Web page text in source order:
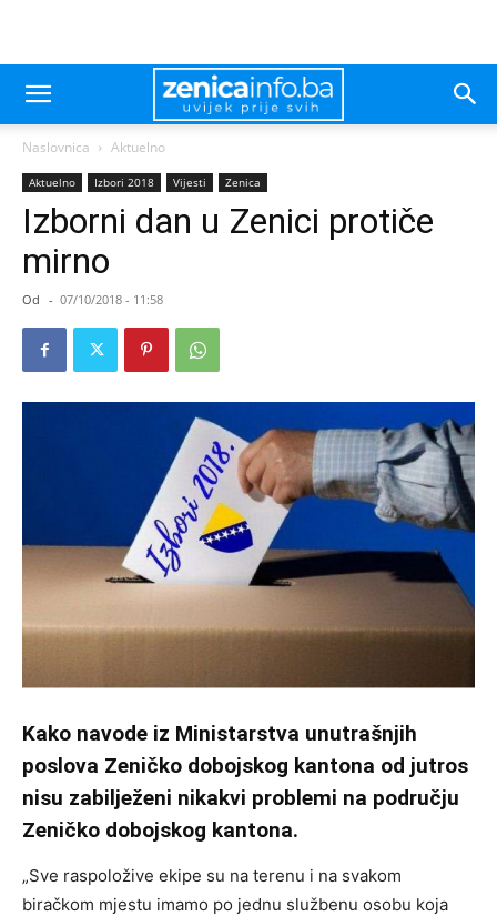
Naslovnica Aktuelno
Aktuelno Izbori 2018 Vijesti Zenica
Izborni dan u Zenici protiče
mirno
Od - 07/10/2018 - 11:58
Kako navode iz Ministarstva unutrašnjih
poslova Zeničko dobojskog kantona od jutros
nisu zabilježeni nikakvi problemi na području
Zeničko dobojskog kantona.
„Sve raspoložive ekipe su na terenu i na svakom
biračkom mjestu imamo po jednu službenu osobu koja